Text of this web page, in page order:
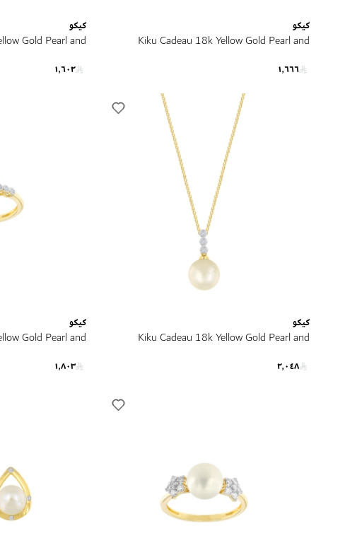
كيكو
Kiku Cadeau 18k Yellow Gold Pearl and
١٬٦٦٦
كيكو
Gold Pearl and
١٬٦٠٢
كيكو
Kiku Cadeau 18k Yellow Gold Pearl and
٢٬٠٤٨
كيكو
Gold Pearl and
١٬٨٠٣